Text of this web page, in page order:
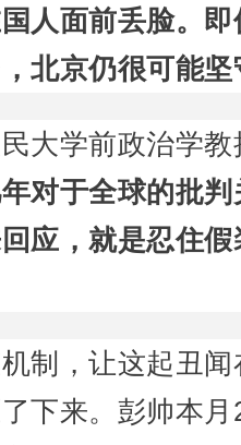
人面前丢脸。
北京仍很可能
大学前政治学
年对于全球的批
应，就是忍住
制，让这起丑
下来。彭帅本